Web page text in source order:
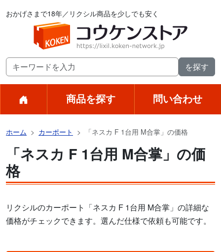
おかげさまで18年／リクシル商品を少しでも安く
商品を探す 問い合わせ
ホーム カーポート 「ネスカ F 1台用 M合掌」の価格
「ネスカ F 1台用 M合掌」の価
格
リクシルのカーポート「ネスカ F 1台用 M合掌」の詳細な
価格がチェックできます。選んだ仕様で依頼も可能です。